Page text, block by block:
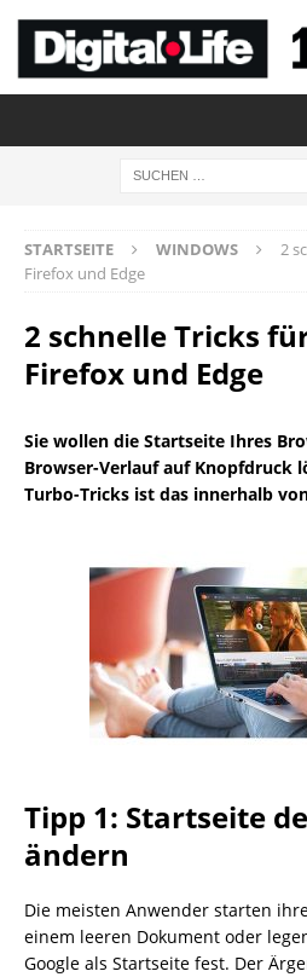
STARTSEITE WINDOWS
2
Firefox und Edge
2 schnelle Tricks
Firefox und Edge
Sie wollen die Startseite Ihres
Browser-Verlauf auf Knopfdruck
Turbo-Tricks ist das innerhalb
Tipp 1: Startseite
ändern
Die meisten Anwender starten
einem leeren Dokument oder
Google als Startseite fest. Der